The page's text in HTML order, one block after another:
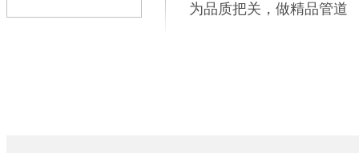
为品质把关，做精品管道